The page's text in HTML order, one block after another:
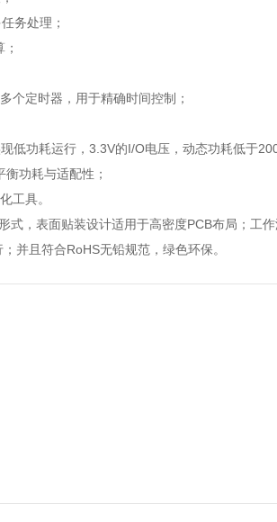
务处理；
个定时器，用于精确时间控制；
低功耗运行，3.3V的I/O电压，动态功耗低于
功耗与适配性；
工具。
，表面贴装设计适用于高密度PCB布局；工
并且符合RoHS无铅规范，绿色环保。